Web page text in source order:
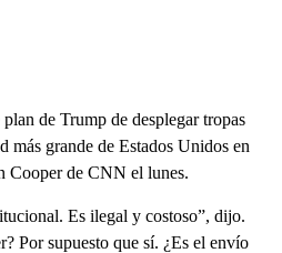
de Trump de desplegar tropas
más grande de Estados Unidos en
Cooper de CNN el lunes.
Es ilegal y costoso”, dijo.
Por supuesto que sí. ¿Es el envío